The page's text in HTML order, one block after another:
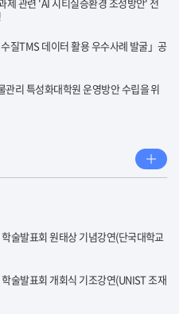
수질TMS 데이터 활용 우수사례 발굴」공
관리 특성화대학원 운영방안 수립을 위
술발표회 원태상 기념강연(단국대학교
술발표회 개회식 기조강연(UNIST 조재